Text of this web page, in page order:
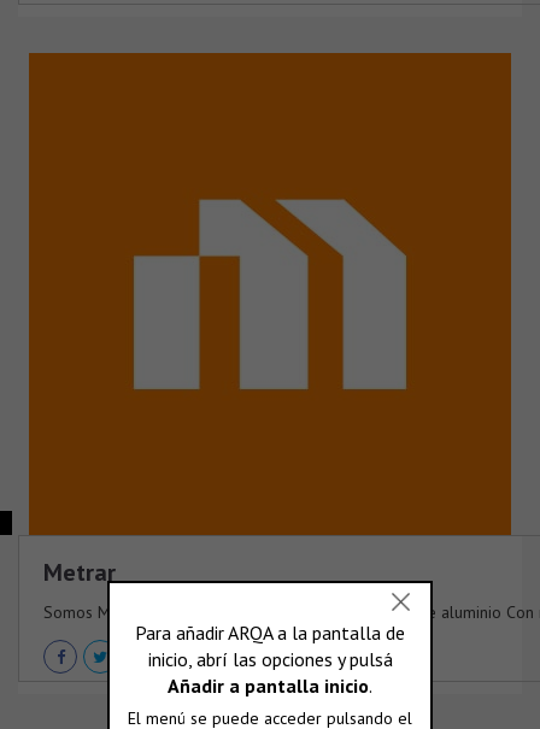
Metrar
Somos Metrar Especialistas en perfiles industriales de aluminio